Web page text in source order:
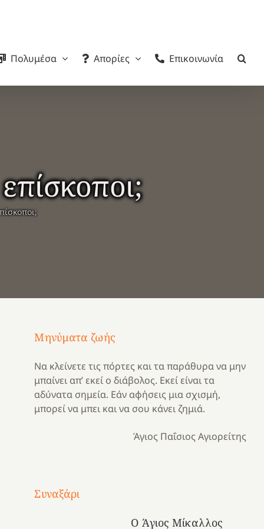
Πολυμέσα Απορίες Επικοινωνία
Μηνύματα ζωής
Να κλείνετε τις πόρτες και τα παράθυρα να μην
μπαίνει απ’ εκεί ο διάβολος. Εκεί είναι τα
αδύνατα σημεία. Εάν αφήσεις μια σχισμή,
μπορεί να μπει και να σου κάνει ζημιά.
Άγιος Παΐσιος Αγιορείτης
Συναξάρι
Ο Άγιος Μίκαλλος
Μια
και
Κατασκηνωτικές